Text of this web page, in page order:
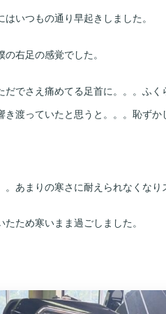
いつもの通り早起きしました。
右足の感覚でした。
でさえ痛めてる足首に。。。ふ
渡っていたと思うと。。。恥ず
あまりの寒さに耐えられなくなり
ため寒いまま過ごしました。